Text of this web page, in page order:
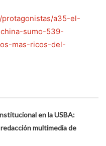
a35-el-
sumo-539-
mas-ricos-del-
en la USBA:
multimedia de